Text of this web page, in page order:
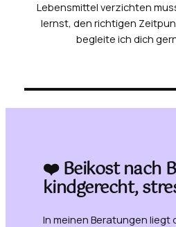
Lebensmittel verzichten
lernst, den richtigen
begleite ich dich
❤️ Beikost nach
kindgerecht,
In meinen Beratungen liegt